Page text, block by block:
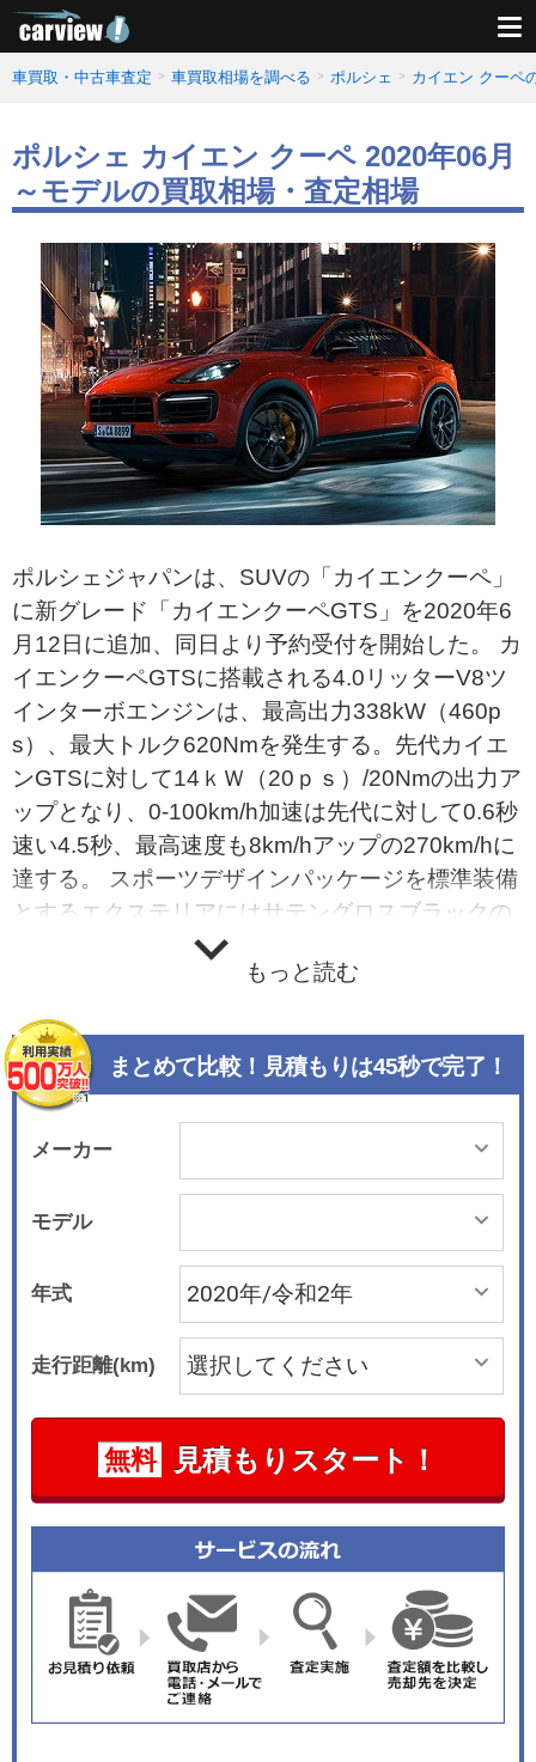
車買取・中古車査定 車買取相場を調べる ポルシェ カイエン クーペ
ポルシェ カイエン クーペ 2020年06月
～モデルの買取相場・査定相場
ポルシェジャパンは、SUVの「カイエンクーペ」
に新グレード「カイエンクーペGTS」を2020年6
月12日に追加、同日より予約受付を開始した。 カ
イエンクーペGTSに搭載される4.0リッターV8ツ
インターボエンジンは、最高出力338kW（460p
s）、最大トルク620Nmを発生する。先代カイエ
ンGTSに対して14ｋＷ（20ｐｓ）/20Nmの出力ア
ップとなり、0-100km/h加速は先代に対して0.6秒
速い4.5秒、最高速度も8km/hアップの270km/hに
達する。 スポーツデザインパッケージを標準装備
とするエクステリアにはサテングロスブラックの
21インチRSスパイダーデザインホイールが組み
合わされる。LEDヘッドライトおよびLEDテール
れ、さらにフロントのエアインテーク、サイドウ
インドウトリム、スポーツエグゾーストシステム
のテールパイプ、リヤのモデル名とポルシェロゴ
はすべてブラックで統一される。 標準仕様のスチ
ールスプリングサスペンションは車高を20㎜ロー
ダウンするとともに、スポーティなダンパーコン
トロールを実現するアクティブ制御の「ポルシェ
アクティブサスペンションマネージメント（PAS
M）」、「ポルシェトルクベクトリングプラス（P
TV Plus）を装備する。さらにねずみ鋳鉄製の大
径ブレーキ（フロント390&#215;38㎜、リヤ358
&#215;28㎜）、レッドのブレーキキャリパーを装
着。オプションで「ポルシェサーフィスコーテッ
ドブレーキ（PSCB）」、「ポルシェセラミック
ともできる。 インテリアはルーフライニング、シ
ートのセンターパネル、センターコンソールアー
ムレスト、ドアパネルにアルカンターラを採用
し、ダークブラッシュド仕上げのアルミニウムを
組み合わせている。専用設計の8ウェイスポーツ
シートはコーナリング時に高さのあるボルスター
もっと読む
まとめて比較！見積もりは45秒で完了！
メーカー
モデル
年式
走行距離(km)
無料 見積もりスタート！